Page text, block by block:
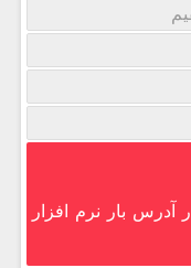
آدرس بار نرم افزار